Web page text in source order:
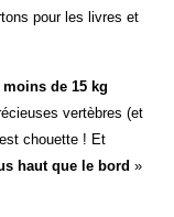
pour les livres et
de 15 kg
vertèbres (et
chouette ! Et
haut que le bord»